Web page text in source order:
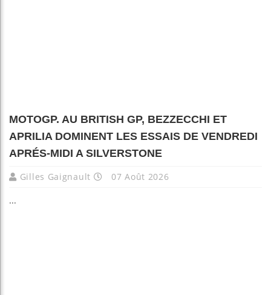
MOTOGP. AU BRITISH GP, BEZZECCHI ET
APRILIA DOMINENT LES ESSAIS DE VENDREDI
APRÉS-MIDI A SILVERSTONE
Gilles Gaignault 07 Août 2026
...